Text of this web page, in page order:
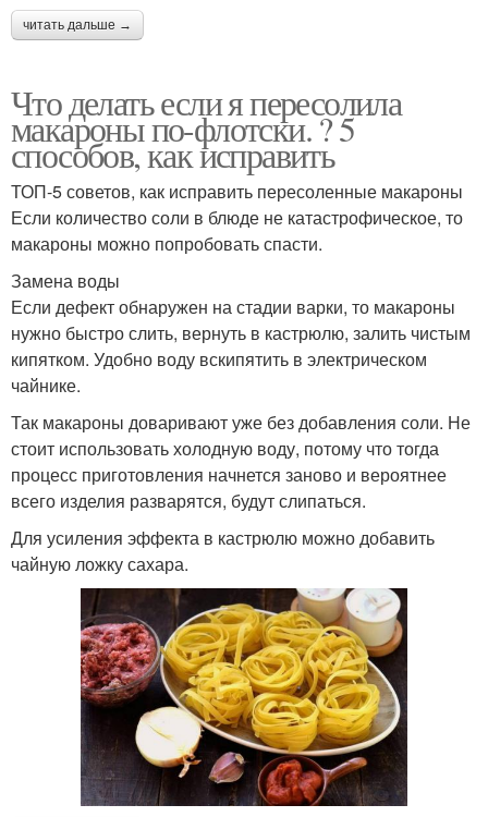
читать дальше →
Что делать если я пересолила
макароны по-флотски. ? 5
способов, как исправить
ТОП-5 советов, как исправить пересоленные макароны
Если количество соли в блюде не катастрофическое, то
макароны можно попробовать спасти.
Замена воды
Если дефект обнаружен на стадии варки, то макароны
нужно быстро слить, вернуть в кастрюлю, залить чистым
кипятком. Удобно воду вскипятить в электрическом
чайнике.
Так макароны доваривают уже без добавления соли. Не
стоит использовать холодную воду, потому что тогда
процесс приготовления начнется заново и вероятнее
всего изделия разварятся, будут слипаться.
Для усиления эффекта в кастрюлю можно добавить
чайную ложку сахара.